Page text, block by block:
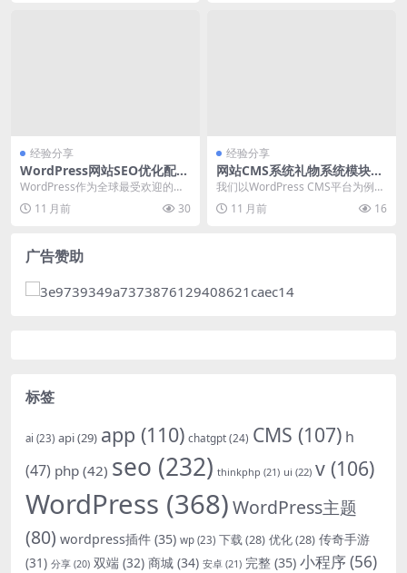
经验分享
WordPress网站SEO优化配置
与常见问题排查
WordPress作为全球最受欢迎的内
容管理系统（CMS），其seo优化
能力备受...
11 月前 30
经验分享
网站CMS系统礼物系统模块开
发与集成实践
我们以WordPress CMS平台为例，
深入探讨礼物系统模块的开发与集
成实践。...
11 月前 16
广告赞助
标签
ai (23) api(29) app (110) chatgpt(24) CMS (107) h
(47) php (42) seo (232) thinkphp (21) ui (22) v (106)
WordPress (368)WordPress主题
(80) wordpress插件 (35) wp (23) 下载(28) 优化(28) 传奇手游
(31) 分享 (20) 双端 (32) 商城 (34) 安卓 (21) 完整 (35) 小程序(56)